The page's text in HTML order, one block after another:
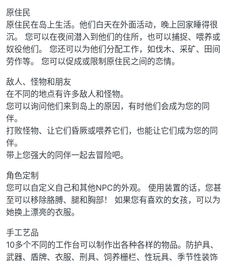
原住民
原住民在岛上生活。他们白天在外面活动，晚上回家睡得很
沉。 您可以在夜间潜入到他们的住所，也可以捕捉、喂养或
奴役他们。 您还可以为他们分配工作，如伐木、采矿、田间
劳作等。 您可以促成或限制原住民之间的恋情。
敌人、怪物和朋友
在不同的地点有许多敌人和怪物。
您可以询问他们来到岛上的原因，有时他们会成为您的同
伴。
打败怪物、让它们昏厥或喂养它们，也能让它们成为您的同
伴。
带上您强大的同伴一起去冒险吧。
角色定制
您可以自定义自己和其他NPC的外观。 使用装置的话，您甚
至可以移除胳膊、腿和胸部！ 如果您有喜欢的女孩，可以为
她换上漂亮的衣服。
手工艺品
10多个不同的工作台可以制作出各种各样的物品。防护具、
武器、盾牌、衣服、刑具、饲养栅栏、性玩具、季节性装饰